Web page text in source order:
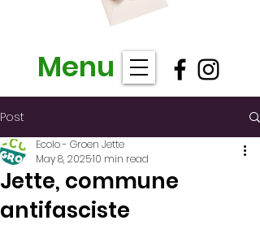
Menu
Post
Jette, commune
antifasciste
Ecolo - Groen Jette
May 8, 202510 min read